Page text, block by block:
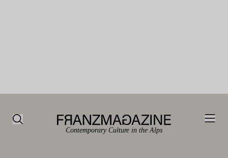
Contemporary Culture in the Alps